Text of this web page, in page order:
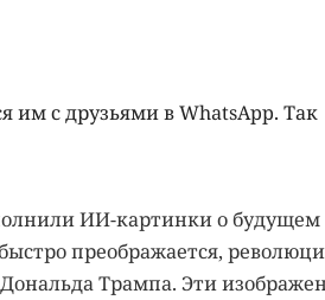
им с друзьями в WhatsApp. Так
ИИ-картинки о будущем
преображается,
Трампа. Эти